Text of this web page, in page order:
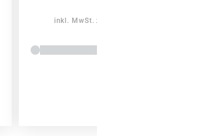
inkl. MwSt.zzgl. Versandkosten